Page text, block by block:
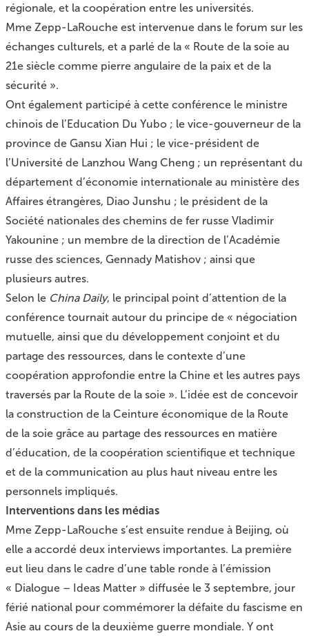
régionale, et la coopération entre les universités.
Mme Zepp-LaRouche est intervenue dans le forum sur les
échanges culturels, et a parlé de la « Route de la soie au
21e siècle comme pierre angulaire de la paix et de la
sécurité ».
Ont également participé à cette conférence le ministre
chinois de l’Education Du Yubo ; le vice-gouverneur de la
province de Gansu Xian Hui ; le vice-président de
l’Université de Lanzhou Wang Cheng ; un représentant du
département d’économie internationale au ministère des
Affaires étrangères, Diao Junshu ; le président de la
Société nationales des chemins de fer russe Vladimir
Yakounine ; un membre de la direction de l’Académie
russe des sciences, Gennady Matishov ; ainsi que
plusieurs autres.
Selon le China Daily, le principal point d’attention de la
conférence tournait autour du principe de « négociation
mutuelle, ainsi que du développement conjoint et du
partage des ressources, dans le contexte d’une
coopération approfondie entre la Chine et les autres pays
traversés par la Route de la soie ». L’idée est de concevoir
la construction de la Ceinture économique de la Route
de la soie grâce au partage des ressources en matière
d’éducation, de la coopération scientifique et technique
et de la communication au plus haut niveau entre les
personnels impliqués.
Interventions dans les médias
Mme Zepp-LaRouche s’est ensuite rendue à Beijing, où
elle a accordé deux interviews importantes. La première
eut lieu dans le cadre d’une table ronde à l’émission
« Dialogue – Ideas Matter » diffusée le 3 septembre, jour
férié national pour commémorer la défaite du fascisme en
Asie au cours de la deuxième guerre mondiale. Y ont